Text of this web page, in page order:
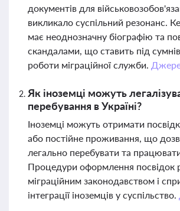
документів для
викликало суспільний резонанс.
має неоднозначну біографію та
скандалами, що ставить під
роботи міграційної служби.
Як іноземці можуть
перебування в Україні?
Іноземці можуть отримати
або постійне проживання, що
легально перебувати та працювати
Процедури оформлення посвідок
міграційним законодавством і
інтеграції іноземців у суспільство.